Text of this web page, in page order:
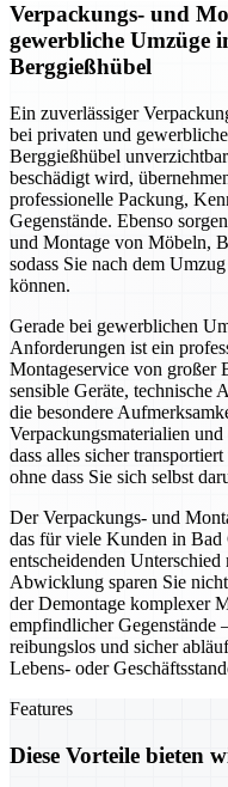
Verpackungs- und
gewerbliche Umzüge
Berggießhübel
Ein zuverlässiger
bei privaten und
Berggießhübel
beschädigt wird,
professionelle Packung,
Gegenstände. Ebenso
und Montage von Möbeln,
sodass Sie nach dem
können.
Gerade bei gewerblichen
Anforderungen ist ein
Montageservice von großer
sensible Geräte, technische
die besondere
Verpackungsmaterialien
dass alles sicher
ohne dass Sie sich selbst
Der Verpackungs- und
das für viele Kunden in Bad
entscheidenden
Abwicklung sparen Sie
der Demontage komplexer
empfindlicher Gegenstände
reibungslos und sicher
Lebens- oder
Features
Diese Vorteile bieten